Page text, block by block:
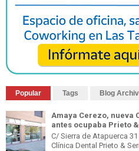
Popular Tags Blog
Amaya Cerezo, nueva
antes ocupaba Prieto
C/ Sierra de Atapuerca
Clínica Dental Prieto &